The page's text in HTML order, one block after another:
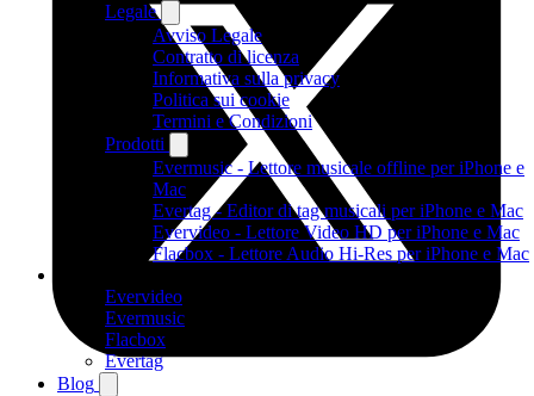
Legale
Avviso Legale
Contratto di licenza
Informativa sulla privacy
Politica sui cookie
Termini e Condizioni
Prodotti
Evermusic - Lettore musicale offline per iPhone e
Mac
Evertag - Editor di tag musicali per iPhone e Mac
Evervideo - Lettore Video HD per iPhone e Mac
Flacbox - Lettore Audio Hi-Res per iPhone e Mac
Evervideo
Evermusic
Flacbox
Evertag
Blog